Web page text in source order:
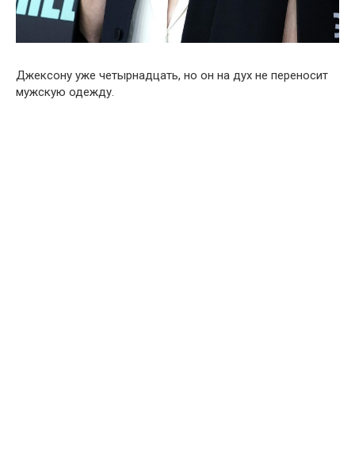
Джексону уже четырнадцать, но он на дух не переносит
мужскую одежду.